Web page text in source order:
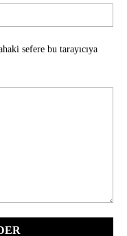
sefere bu tarayıcıya